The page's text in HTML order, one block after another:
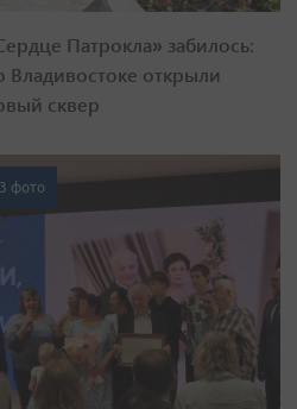
Патрокла» забилось:
Владивостоке открыли
сквер
фото